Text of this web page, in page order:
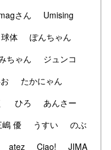
さん
Umising
球体
ぽんちゃん
ちゃん
ジュンコ
たかにゃん
ひろ
あんさー
嶋 優 うすい
のぶ
atez Ciao!
JIMA